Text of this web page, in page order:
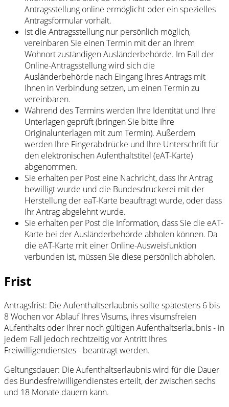
Antragsstellung online ermöglicht oder ein spezielles
Antragsformular vorhält.
Ist die Antragsstellung nur persönlich möglich,
vereinbaren Sie einen Termin mit der an Ihrem
Wohnort zuständigen Ausländerbehörde. Im Fall der
Online-Antragsstellung wird sich die
Ausländerbehörde nach Eingang Ihres Antrags mit
Ihnen in Verbindung setzen, um einen Termin zu
vereinbaren.
Während des Termins werden Ihre Identität und Ihre
Unterlagen geprüft (bringen Sie bitte Ihre
Originalunterlagen mit zum Termin). Außerdem
werden Ihre Fingerabdrücke und Ihre Unterschrift für
den elektronischen Aufenthaltstitel (eAT-Karte)
abgenommen.
Sie erhalten per Post eine Nachricht, dass Ihr Antrag
bewilligt wurde und die Bundesdruckerei mit der
Herstellung der eaT-Karte beauftragt wurde, oder dass
Ihr Antrag abgelehnt wurde.
Sie erhalten per Post die Information, dass Sie die eAT-
Karte bei der Ausländerbehörde abholen können. Da
die eAT-Karte mit einer Online-Ausweisfunktion
verbunden ist, müssen Sie diese persönlich abholen.
Frist
Antragsfrist: Die Aufenthaltserlaubnis sollte spätestens 6 bis
8 Wochen vor Ablauf Ihres Visums, ihres visumsfreien
Aufenthalts oder Ihrer noch gültigen Aufenthaltserlaubnis - in
jedem Fall jedoch rechtzeitig vor Antritt Ihres
Freiwilligendienstes - beantragt werden.
Geltungsdauer: Die Aufenthaltserlaubnis wird für die Dauer
des Bundesfreiwilligendienstes erteilt, der zwischen sechs
und 18 Monate dauern kann.